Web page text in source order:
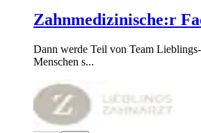
Zahnmedizinische:r
Dann werde Teil von Team
Menschen s...